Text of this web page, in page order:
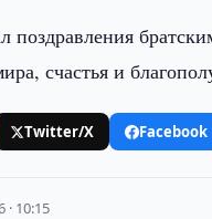
поздравления
счастья и
Twitter/X Facebook
· 10:15